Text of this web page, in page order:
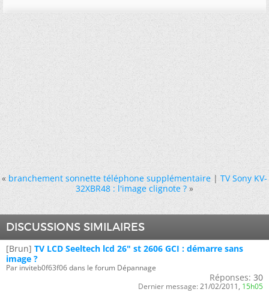
« branchement sonnette téléphone supplémentaire|TV Sony KV-
32XBR48 : l'image clignote ? »
DISCUSSIONS SIMILAIRES
[Brun] TV LCD Seeltech lcd 26" st 2606 GCI : démarre sans
image ?
Par inviteb0f63f06 dans le forum Dépannage
Réponses: 30
Dernier message: 21/02/2011, 15h05